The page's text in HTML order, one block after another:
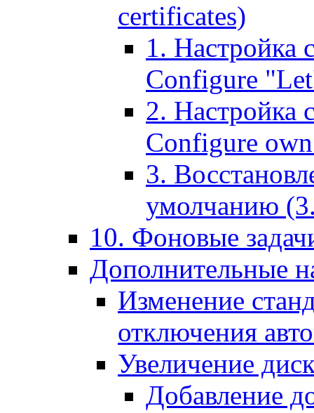
certificates)
1. Настройка
Configure
2. Настройка
Configure
3.
умолчанию
10. Фоновые
Дополнительные
Изменение
отключения
Увеличение
Добавление